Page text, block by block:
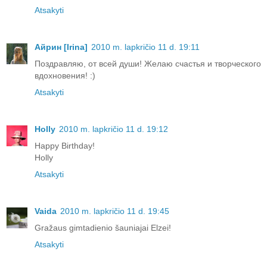
Atsakyti
Айрин [Irina] 2010 m. lapkričio 11 d. 19:11
Поздравляю, от всей души! Желаю счастья и творческого
вдохновения! :)
Atsakyti
Holly 2010 m. lapkričio 11 d. 19:12
Happy Birthday!
Holly
Atsakyti
Vaida 2010 m. lapkričio 11 d. 19:45
Gražaus gimtadienio šauniajai Elzei!
Atsakyti